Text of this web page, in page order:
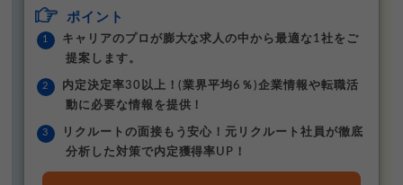
ポイント
キャリアのプロが膨大な求人の中から最適な1社をご
提案します。
内定決定率30以上！(業界平均6％)企業情報や転職活
動に必要な情報を提供！
リクルートの面接もう安心！元リクルート社員が徹底
分析した対策で内定獲得率UP！